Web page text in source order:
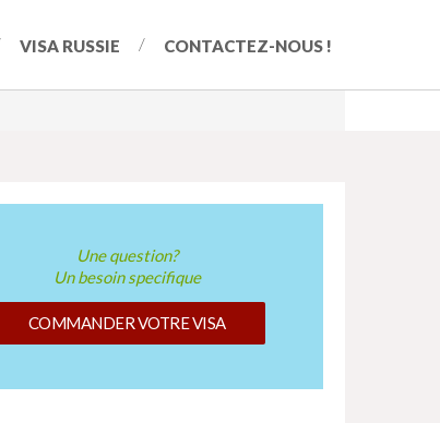
VISA RUSSIE CONTACTEZ-NOUS !
Une question?
Un besoin specifique
COMMANDER VOTRE VISA